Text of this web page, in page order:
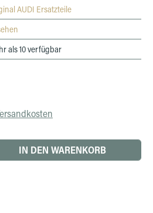
AUDI Ersatzteile
als 10 verfügbar
den gewünschten Wert
IN DEN WARENKORB